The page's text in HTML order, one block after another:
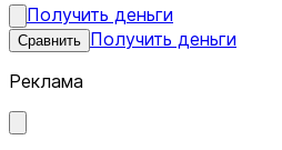
Получить деньги
Сравнить Получить деньги
Реклама